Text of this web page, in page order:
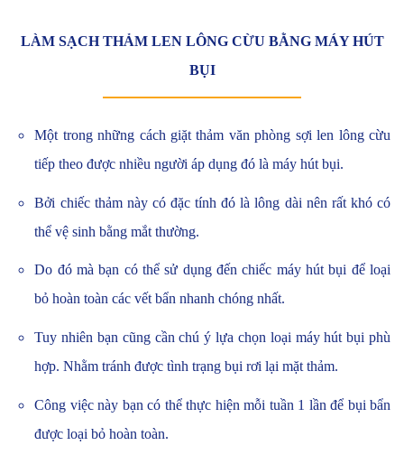
LÀM SẠCH THẢM LEN LÔNG CỪU BẰNG MÁY HÚT
BỤI
Một trong những cách giặt thảm văn phòng sợi len lông cừu
tiếp theo được nhiều người áp dụng đó là máy hút bụi.
Bởi chiếc thảm này có đặc tính đó là lông dài nên rất khó có
thể vệ sinh bằng mắt thường.
Do đó mà bạn có thể sử dụng đến chiếc máy hút bụi để loại
bỏ hoàn toàn các vết bẩn nhanh chóng nhất.
Tuy nhiên bạn cũng cần chú ý lựa chọn loại máy hút bụi phù
hợp. Nhằm tránh được tình trạng bụi rơi lại mặt thảm.
Công việc này bạn có thể thực hiện mỗi tuần 1 lần để bụi bẩn
được loại bỏ hoàn toàn.